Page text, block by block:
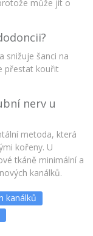
může jít o
snižuje šanci na
přestat kouřit
nerv u
metoda, která
kořeny. U
tkáně minimální a
kanálků.
kanálků